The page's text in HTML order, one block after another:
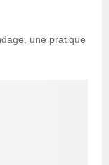
une pratique